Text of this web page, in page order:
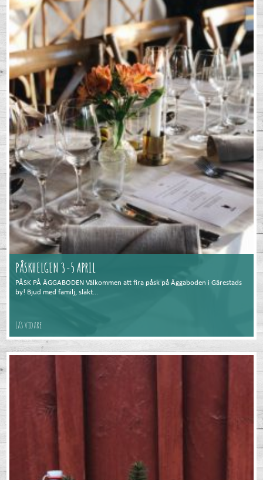
PÅSKHELGEN 3-5 APRIL
PÅSK PÅ ÄGGABODEN Välkommen att fira påsk på Äggaboden i Gärestads
by! Bjud med familj, släkt...
Läs vidare